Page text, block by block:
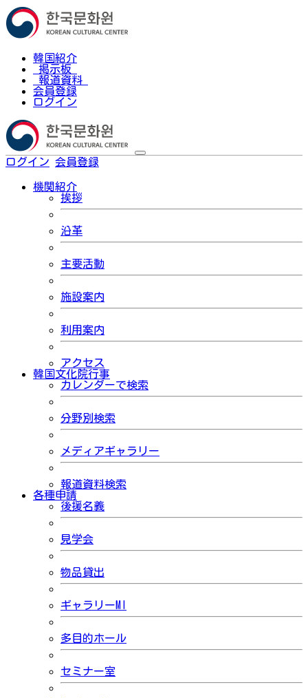
韓国紹介
掲示板
報道資料
会員登録
ログイン
ログイン 会員登録
機関紹介
挨拶
沿革
主要活動
施設案内
利用案内
アクセス
韓国文化院行事
カレンダーで検索
分野別検索
メディアギャラリー
報道資料検索
各種申請
後援名義
見学会
物品貸出
ギャラリーMI
多目的ホール
セミナー室